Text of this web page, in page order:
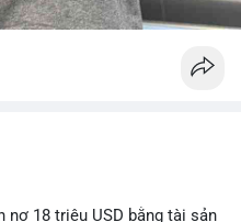
18 triệu USD bằng tài sản